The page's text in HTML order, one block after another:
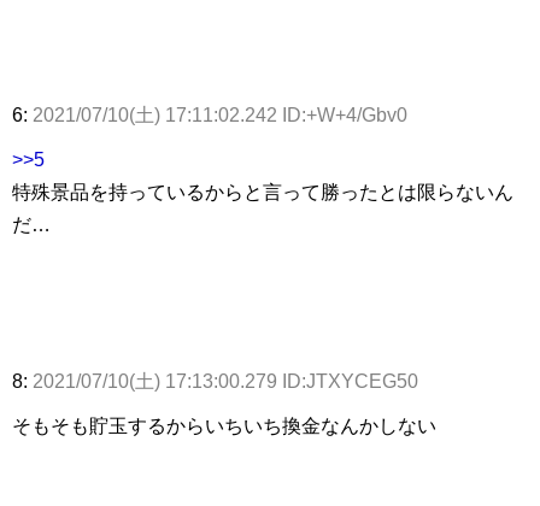
6: 2021/07/10(土) 17:11:02.242 ID:+W+4/Gbv0
>>5
特殊景品を持っているからと言って勝ったとは限らないん
だ…
8: 2021/07/10(土) 17:13:00.279 ID:JTXYCEG50
そもそも貯玉するからいちいち換金なんかしない